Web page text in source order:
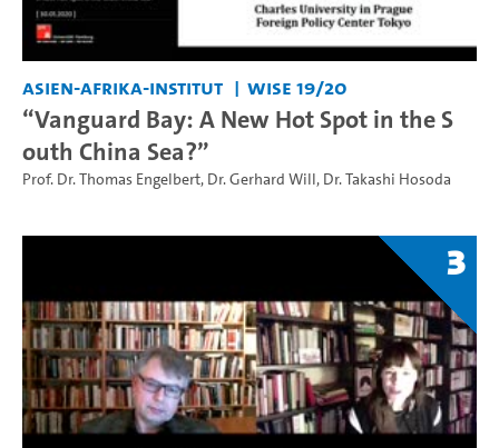
Asien-Afrika-Institut WiSe 19/20
“Vanguard Bay: A New Hot Spot in the S
outh China Sea?”
Prof. Dr. Thomas Engelbert, Dr. Gerhard Will, Dr. Takashi Hosoda
3